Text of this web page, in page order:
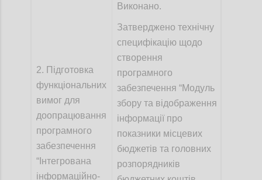
2. Підготовка
функціональних
вимог для
доопрацювання
програмного
забезпечення
“Інтегрована
інформаційно-
Виконано.
Затверджено технічну
специфікацію щодо
створення
програмного
забезпечення “Модуль
збору та відображення
інформації про
показники місцевих
бюджетів та головних
розпорядників